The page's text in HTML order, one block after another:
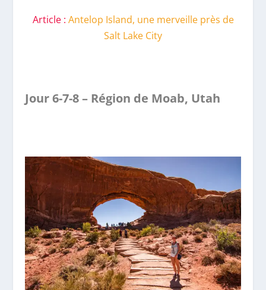
Article : Antelop Island, une merveille près de
Salt Lake City
Jour 6-7-8 – Région de Moab, Utah